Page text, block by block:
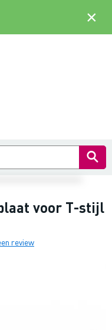
voor T-stijl
review
×